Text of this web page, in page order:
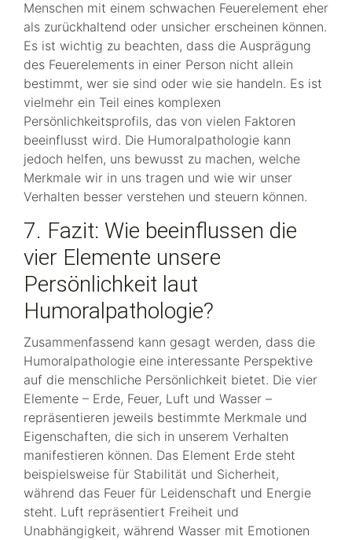
Menschen mit einem schwachen Feuerelement eher
als zurückhaltend oder unsicher erscheinen können.
Es ist wichtig zu beachten, dass die Ausprägung
des Feuerelements in einer Person nicht allein
bestimmt, wer sie sind oder wie sie handeln. Es ist
vielmehr ein Teil eines komplexen
Persönlichkeitsprofils, das von vielen Faktoren
beeinflusst wird. Die Humoralpathologie kann
jedoch helfen, uns bewusst zu machen, welche
Merkmale wir in uns tragen und wie wir unser
Verhalten besser verstehen und steuern können.
7. Fazit: Wie beeinflussen die
vier Elemente unsere
Persönlichkeit laut
Humoralpathologie?
Zusammenfassend kann gesagt werden, dass die
Humoralpathologie eine interessante Perspektive
auf die menschliche Persönlichkeit bietet. Die vier
Elemente – Erde, Feuer, Luft und Wasser –
repräsentieren jeweils bestimmte Merkmale und
Eigenschaften, die sich in unserem Verhalten
manifestieren können. Das Element Erde steht
beispielsweise für Stabilität und Sicherheit,
während das Feuer für Leidenschaft und Energie
steht. Luft repräsentiert Freiheit und
Unabhängigkeit, während Wasser mit Emotionen